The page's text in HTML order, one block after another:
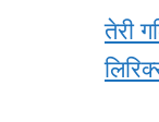
तेरी